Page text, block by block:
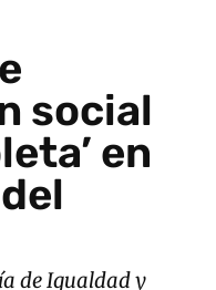
social
en
de Igualdad y